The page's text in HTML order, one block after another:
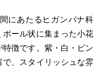
にあたるヒガンバナ科
ボール状に集まった小花
徴です。紫・白・ピン
、スタイリッシュな雰